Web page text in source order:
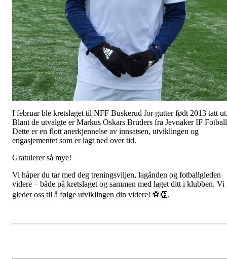
I februar ble kretslaget til NFF Buskerud for gutter født 2013 tatt
Blant de utvalgte er Markus Oskars Bruders fra Jevnaker IF
Dette er en flott anerkjennelse av innsatsen, utviklingen og
engasjementet som er lagt ned over tid.
Gratulerer så mye!
Vi håper du tar med deg treningsviljen, lagånden og fotballgleden
videre – både på kretslaget og sammen med laget ditt i klubben. Vi
gleder oss til å følge utviklingen din videre! ⚽👏.